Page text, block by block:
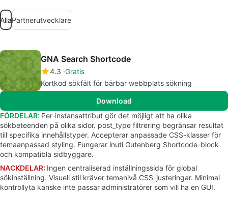
AllaPartnerutvecklare
GNA Search Shortcode
4.3 Gratis
Kortkod sökfält för bärbar webbplats sökning
Download
FÖRDELAR: Per-instansattribut gör det möjligt att ha olika
sökbeteenden på olika sidor. post_type filtrering begränsar resultat
till specifika innehållstyper. Accepterar anpassade CSS-klasser för
temaanpassad styling. Fungerar inuti Gutenberg Shortcode-block
och kompatibla sidbyggare.
NACKDELAR: Ingen centraliserad inställningssida för global
sökinställning. Visuell stil kräver temanivå CSS-justeringar. Minimal
kontrollyta kanske inte passar administratörer som vill ha en GUI.